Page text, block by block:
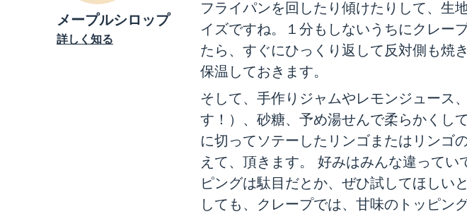
メープルシロップ
詳しく知る
フライパンを回したり傾けたりして、生
イズですね。１分もしないうちにクレー
たら、すぐにひっくり返して反対側も焼
保温しておきます。
そして、手作りジャムやレモンジュース
す！）、砂糖、予め湯せんで柔らかくし
に切ってソテーしたリンゴまたはリンゴ
えて、頂きます。 好みはみんな違って
ピングは駄目だとか、ぜひ試してほしい
しても、クレープでは、甘味のトッピン